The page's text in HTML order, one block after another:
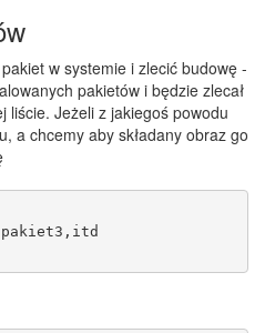
w systemie i zlecić budowę -
pakietów i będzie zlecał
liście. Jeżeli z jakiegoś powodu
a chcemy aby składany obraz go